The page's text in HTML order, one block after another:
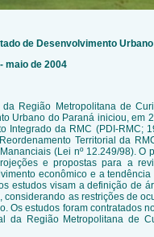
de Desenvolvimento
maio de 2004
Região Metropolitana de
Urbano do Paraná iniciou, em
Integrado da RMC (PDI-RMC;
Territorial da
(Lei nº 12.249/98). O
e propostas para a
econômico e a
estudos visam a definição de
considerando as restrições de
Os estudos foram contratados
da Região Metropolitana de